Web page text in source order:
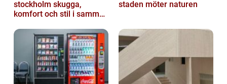
stockholm skugga,
komfort och stil i samma
staden möter naturen